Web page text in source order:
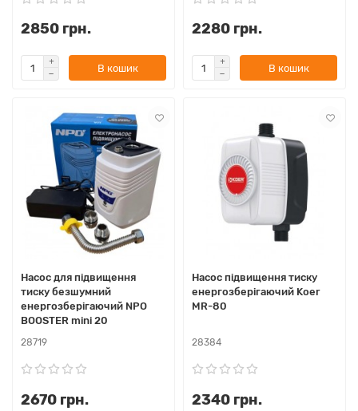
2850 грн.
В кошик
2280 грн.
В кошик
Насос для підвищення
тиску безшумний
енергозберігаючий NPO
BOOSTER mini 20
28719
2670 грн.
Насос підвищення тиску
енергозберігаючий Koer
MR-80
28384
2340 грн.